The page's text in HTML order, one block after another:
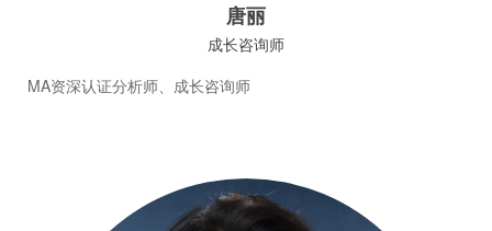
唐丽
成长咨询师
MA资深认证分析师、成长咨询师